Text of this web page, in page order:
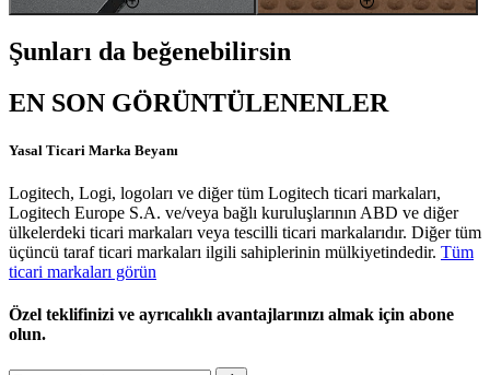
Şunları da beğenebilirsin
EN SON GÖRÜNTÜLENENLER
Yasal Ticari Marka Beyanı
Logitech, Logi, logoları ve diğer tüm Logitech ticari markaları,
Logitech Europe S.A. ve/veya bağlı kuruluşlarının ABD ve diğer
ülkelerdeki ticari markaları veya tescilli ticari markalarıdır. Diğer tüm
üçüncü taraf ticari markaları ilgili sahiplerinin mülkiyetindedir. Tüm
ticari markaları görün
Özel teklifinizi ve ayrıcalıklı avantajlarınızı almak için abone
olun.